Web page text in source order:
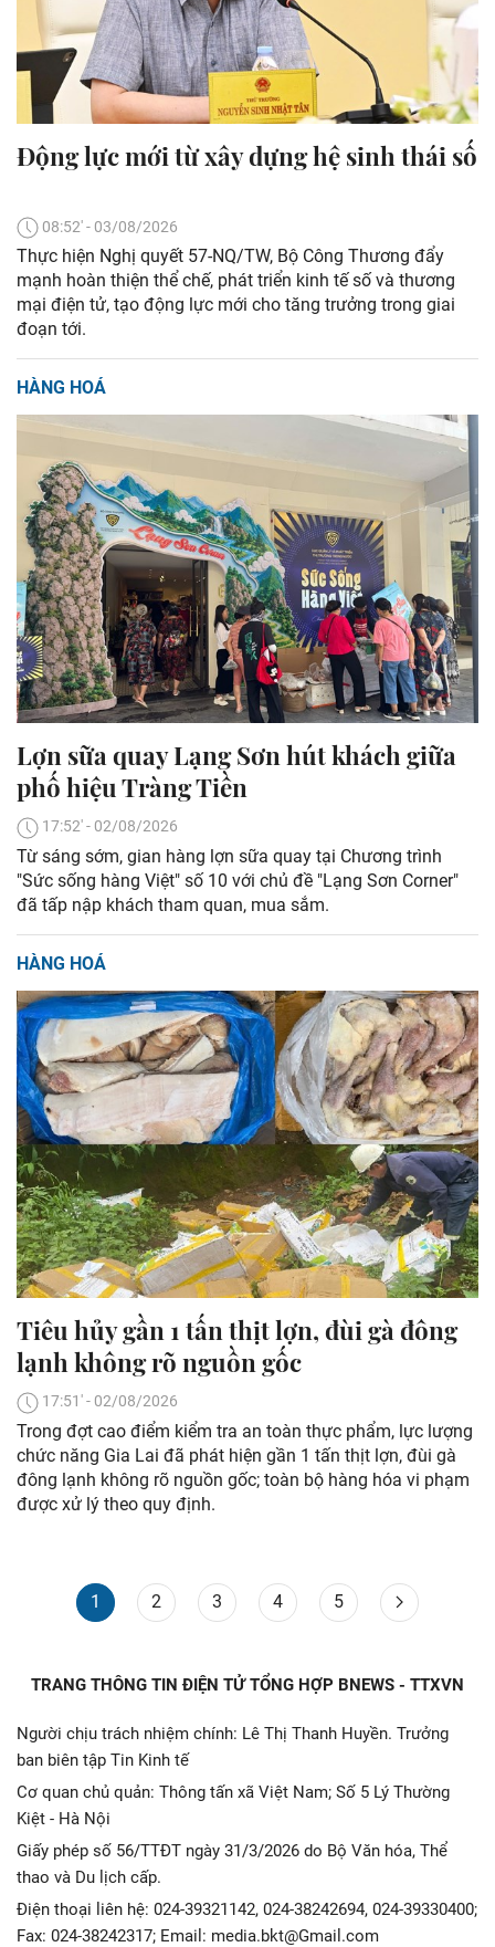
Động lực mới từ xây dựng hệ sinh thái số
08:52' - 03/08/2026
Thực hiện Nghị quyết 57-NQ/TW, Bộ Công Thương đẩy
mạnh hoàn thiện thể chế, phát triển kinh tế số và thương
mại điện tử, tạo động lực mới cho tăng trưởng trong giai
đoạn tới.
HÀNG HOÁ
Lợn sữa quay Lạng Sơn hút khách giữa
phố hiệu Tràng Tiền
17:52' - 02/08/2026
Từ sáng sớm, gian hàng lợn sữa quay tại Chương trình
"Sức sống hàng Việt" số 10 với chủ đề "Lạng Sơn Corner"
đã tấp nập khách tham quan, mua sắm.
HÀNG HOÁ
Tiêu hủy gần 1 tấn thịt lợn, đùi gà đông
lạnh không rõ nguồn gốc
17:51' - 02/08/2026
Trong đợt cao điểm kiểm tra an toàn thực phẩm, lực lượng
chức năng Gia Lai đã phát hiện gần 1 tấn thịt lợn, đùi gà
đông lạnh không rõ nguồn gốc; toàn bộ hàng hóa vi phạm
được xử lý theo quy định.
1 2 3 4 5
TRANG THÔNG TIN ĐIỆN TỬ TỔNG HỢP BNEWS - TTXVN
Người chịu trách nhiệm chính: Lê Thị Thanh Huyền. Trưởng
ban biên tập Tin Kinh tế
Cơ quan chủ quản: Thông tấn xã Việt Nam; Số 5 Lý Thường
Kiệt - Hà Nội
Giấy phép số 56/TTĐT ngày 31/3/2026 do Bộ Văn hóa, Thể
thao và Du lịch cấp.
Điện thoại liên hệ: 024-39321142, 024-38242694, 024-39330400;
Fax: 024-38242317; Email: media.bkt@Gmail.com